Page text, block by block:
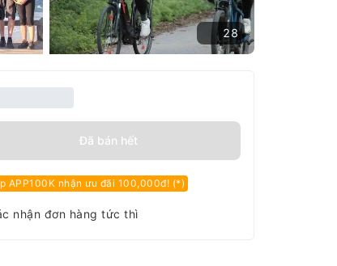
28
Đã bán hết
APP100K nhận ưu đãi 100,000đ! (*)
nhận đơn hàng tức thì